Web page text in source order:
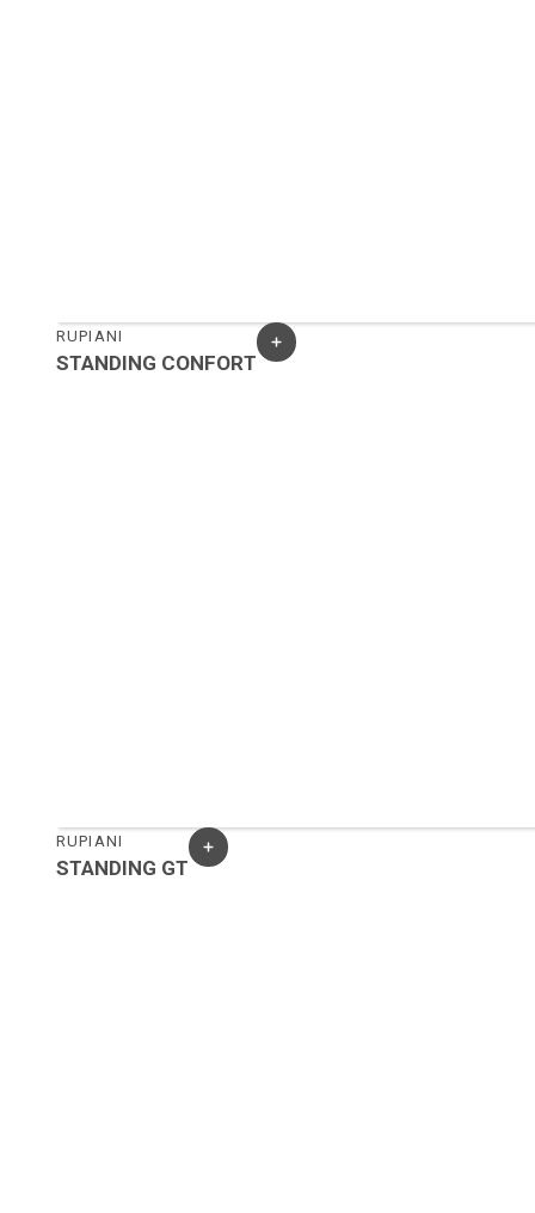
RUPIANI
STANDING CONFORT
RUPIANI
STANDING GT